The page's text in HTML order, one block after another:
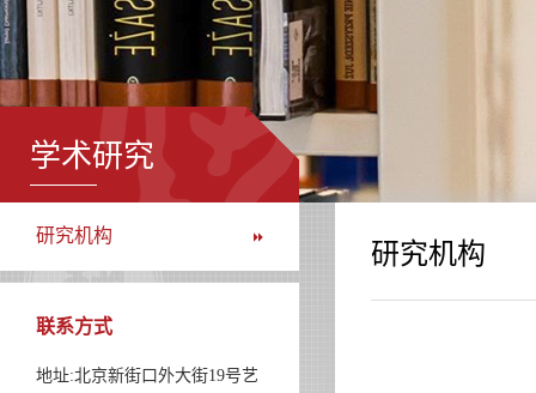
学术研究
研究机构
联系方式
地址:北京新街口外大街19号艺
研究机构